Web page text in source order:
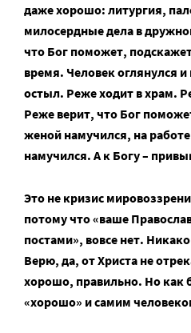
даже хорошо: литургия,
милосердные дела в
что Бог поможет,
время. Человек оглянулся и
остыл. Реже ходит в храм.
Реже верит, что Бог
женой намучился, на
намучился. А к Богу –
Это не кризис
потому что «ваше
постами», вовсе нет.
Верю, да, от Христа не
хорошо, правильно. Но как
«хорошо» и самим